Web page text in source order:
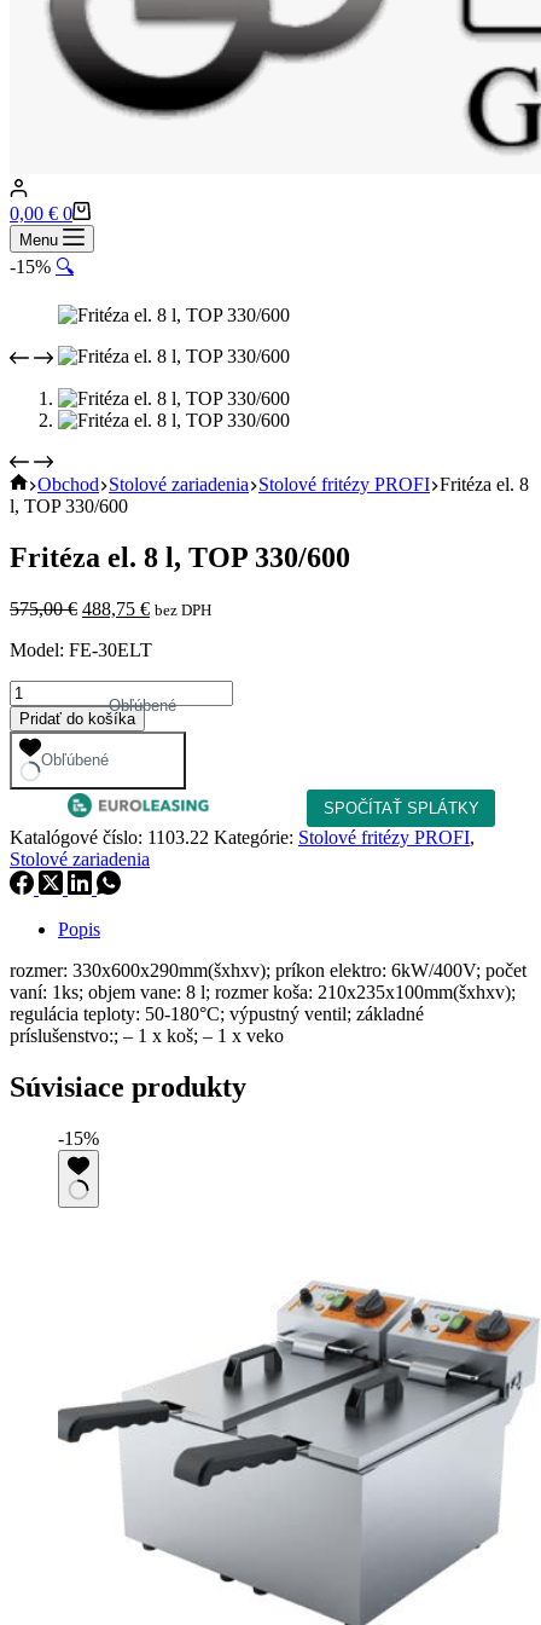
Shopping
cart
0,00 € 0
Menu
-15% 🔍
Home
Obchod Stolové zariadenia Stolové fritézy PROFI Fritéza el. 8
l, TOP 330/600
Fritéza el. 8 l, TOP 330/600
575,00€ Pôvodná
bola:
488,75 €Aktuálna
je:
bez DPH
Model: FE-30ELT
množstvo
Fritéza
el.
330/600
Pridať do košíka
Obľúbené
Obľúbené
Katalógové číslo: 1103.22 Kategórie: Stolové fritézy PROFI,
Stolové zariadenia
Popis
rozmer: 330x600x290mm(šxhxv); príkon elektro: 6kW/400V; počet
vaní: 1ks; objem vane: 8 l; rozmer koša: 210x235x100mm(šxhxv);
regulácia teploty: 50-180°C; výpustný ventil; základné
príslušenstvo:; – 1 x koš; – 1 x veko
Súvisiace produkty
-15%